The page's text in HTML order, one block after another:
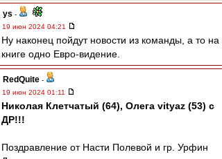
ys -
19 июн 2024 04:21
Ну наконец пойдут новости из команды, а то на
книге одно Евро-видение.
RedQuite -
19 июн 2024 01:11
Николая Клетчатый (64), Олега vityaz (53) с
ДР!!!
Поздравление от Насти Полевой и гр. Урфин